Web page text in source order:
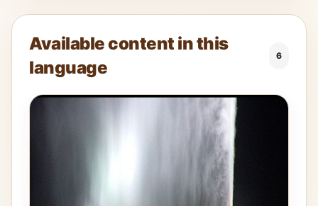
Available content in this
language
6